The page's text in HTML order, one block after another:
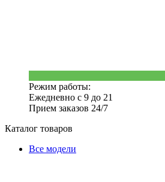
Режим работы:
Ежедневно с 9 до 21
Прием заказов 24/7
Каталог товаров
Все модели